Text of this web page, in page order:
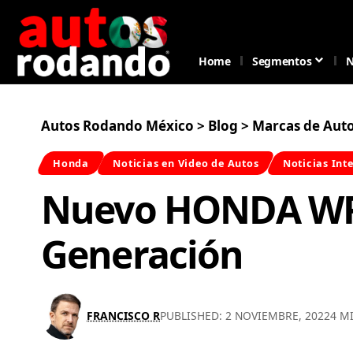
Home Segmentos
Autos Rodando México > Blog > Marcas de
Honda Noticias en Video de Autos Noticias
Nuevo HONDA
Generación
FRANCISCO RPUBLISHED: 2 NOVIEMBRE, 20224